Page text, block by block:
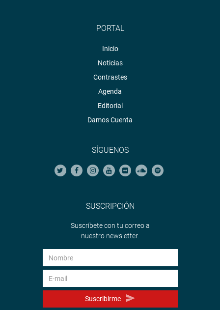
PORTAL
Inicio
Noticias
Contrastes
Agenda
Editorial
Damos Cuenta
SÍGUENOS
SUSCRIPCIÓN
Suscríbete con tu correo a
nuestro newsletter.
Suscribirme